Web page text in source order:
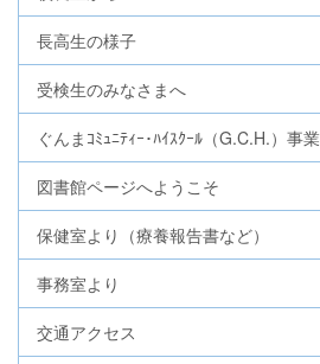
長高生の様子
受検生のみなさまへ
ぐんまｺﾐｭﾆﾃｨｰ･ﾊｲｽｸｰﾙ（G.C.H.）事業
図書館ページへようこそ
保健室より（療養報告書など）
事務室より
交通アクセス